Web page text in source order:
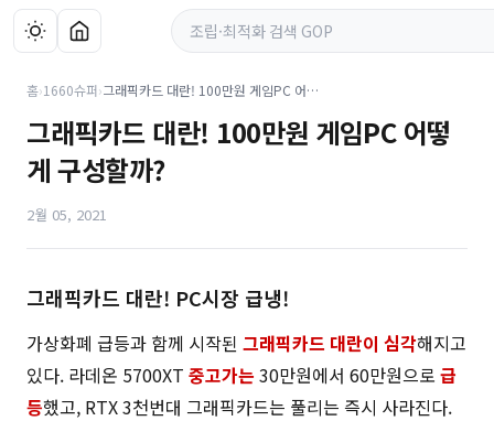
홈›1660슈퍼› 그래픽카드 대란! 100만원 게임PC 어떻게 구성할까?
그래픽카드 대란! 100만원 게임PC 어떻
게 구성할까?
2월 05, 2021
그래픽카드 대란! PC시장 급냉!
가상화폐 급등과 함께 시작된 그래픽카드 대란이 심각해지고
있다. 라데온 5700XT 중고가는 30만원에서 60만원으로 급
등했고, RTX 3천번대 그래픽카드는 풀리는 즉시 사라진다.